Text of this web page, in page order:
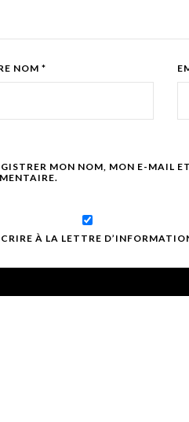
NOM *
MON NOM, MON E-MAIL
À LA LETTRE